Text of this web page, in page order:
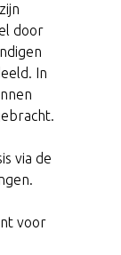
door
In
via de
voor